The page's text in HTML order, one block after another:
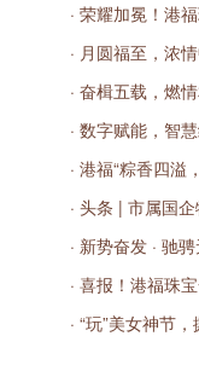
· 月圆福至，浓
· 喜报！港福珠
· “玩”美女神节